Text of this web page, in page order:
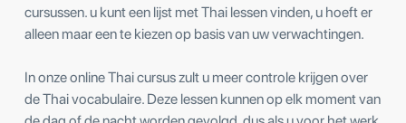
cursussen. u kunt een lijst met Thai lessen vinden, u hoeft er
alleen maar een te kiezen op basis van uw verwachtingen.
In onze online Thai cursus zult u meer controle krijgen over
de Thai vocabulaire. Deze lessen kunnen op elk moment van